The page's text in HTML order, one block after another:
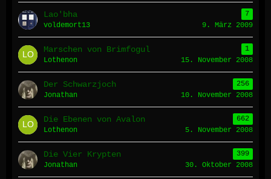
Lao'bha
7
voldemort13
9. März 2009
Marschen von Brimfogul
1
Lothenon
15. November 2008
Der Schwarzjoch
256
Jonathan
10. November 2008
Die Ebenen von Avalon
662
Lothenon
5. November 2008
Die Vier Krypten
399
Jonathan
30. Oktober 2008